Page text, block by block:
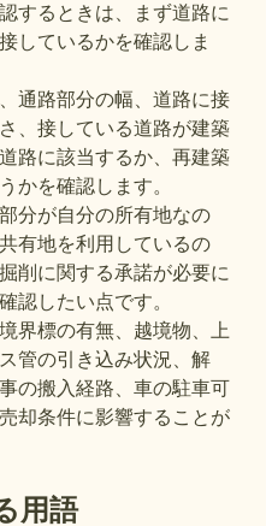
するときは、まず道路に
しているかを確認しま
通路部分の幅、道路に接
、接している道路が建築
路に該当するか、再建築
かを確認します。
分が自分の所有地なの
有地を利用しているの
削に関する承諾が必要に
認したい点です。
界標の有無、越境物、上
管の引き込み状況、解
の搬入経路、車の駐車可
却条件に影響することが
用語